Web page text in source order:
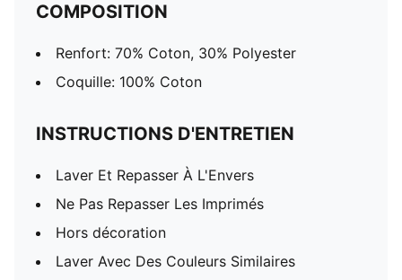
COMPOSITION
Renfort: 70% Coton, 30% Polyester
Coquille: 100% Coton
INSTRUCTIONS D'ENTRETIEN
Laver Et Repasser À L'Envers
Ne Pas Repasser Les Imprimés
Hors décoration
Laver Avec Des Couleurs Similaires